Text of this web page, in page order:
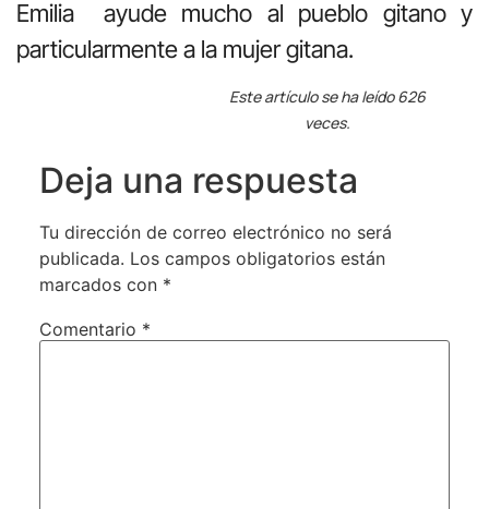
Emilia ayude mucho al pueblo gitano y
particularmente a la mujer gitana.
Este artículo se ha leído 626
veces.
Deja una respuesta
Tu dirección de correo electrónico no será
publicada. Los campos obligatorios están
marcados con *
Comentario *